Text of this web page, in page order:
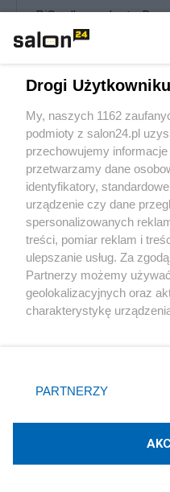
PiS odkrywa karty.
deportacje Ukraińców i
Polityka
Karaoke, basen z
resort "przepalał"
Redakcja
Polityka
Drogi
My, naszych 1162
podmioty z salon24.pl
przechowujemy
przetwarzamy dane
identyfikatory,
urządzenie czy dane
spersonalizowanych
treści, pomiar reklam i
ulepszanie usług. Za
Partnerzy możemy
geolokalizacyjnych oraz
charakterystykę
zmienić/wycofać klikając
znajdujący się w lewym
rodzaje przetwarzania
użytkownika, ale masz
PARTNERZY